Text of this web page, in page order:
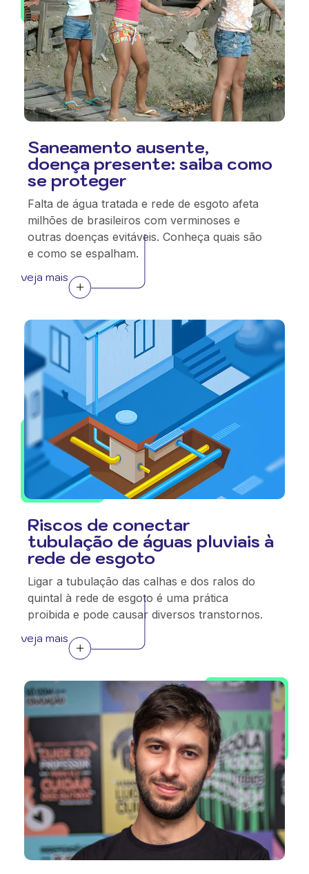
Saneamento ausente,
doença presente: saiba como
se proteger
Falta de água tratada e rede de esgoto afeta
milhões de brasileiros com verminoses e
outras doenças evitáveis. Conheça quais são
e como se espalham.
veja mais
Riscos de conectar
tubulação de águas pluviais à
rede de esgoto
Ligar a tubulação das calhas e dos ralos do
quintal à rede de esgoto é uma prática
proibida e pode causar diversos transtornos.
veja mais